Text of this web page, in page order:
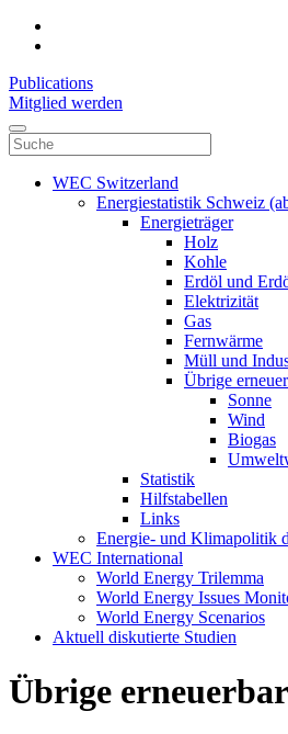
Publications
Mitglied werden
WEC Switzerland
Energiestatistik Schweiz
Energieträger
Holz
Kohle
Erdöl und
Elektrizität
Gas
Fernwärme
Müll und
Übrige
Sonne
Wind
Biogas
Statistik
Hilfstabellen
Links
Energie- und Klimapolitik
WEC International
World Energy Trilemma
World Energy Issues
World Energy Scenarios
Aktuell diskutierte Studien
Übrige